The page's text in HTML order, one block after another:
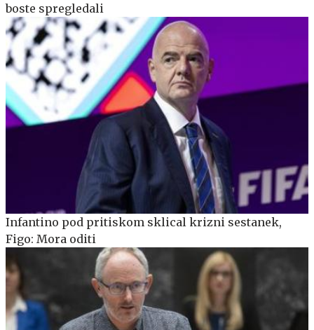
boste spregledali
Infantino pod pritiskom sklical krizni sestanek,
Figo: Mora oditi